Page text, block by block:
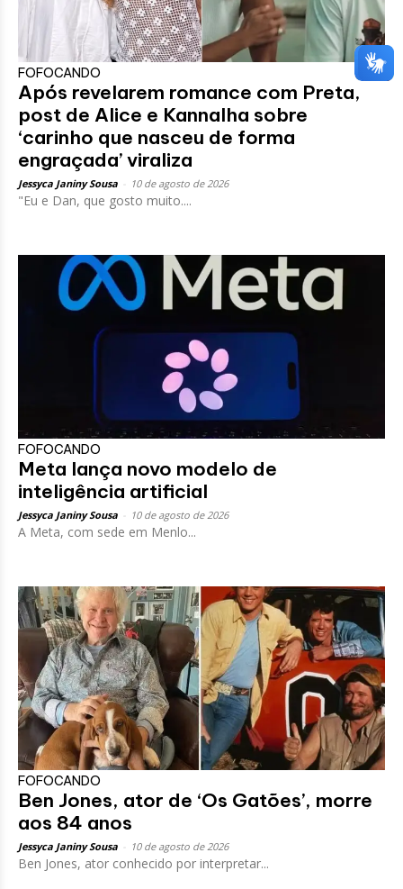
FOFOCANDO
Após revelarem romance com Preta,
post de Alice e Kannalha sobre
‘carinho que nasceu de forma
engraçada’ viraliza
Jessyca Janiny Sousa 10 de agosto de 2026
"Eu e Dan, que gosto muito....
FOFOCANDO
Meta lança novo modelo de
inteligência artificial
Jessyca Janiny Sousa 10 de agosto de 2026
A Meta, com sede em Menlo...
FOFOCANDO
Ben Jones, ator de ‘Os Gatões’, morre
aos 84 anos
Jessyca Janiny Sousa 10 de agosto de 2026
Ben Jones, ator conhecido por interpretar...